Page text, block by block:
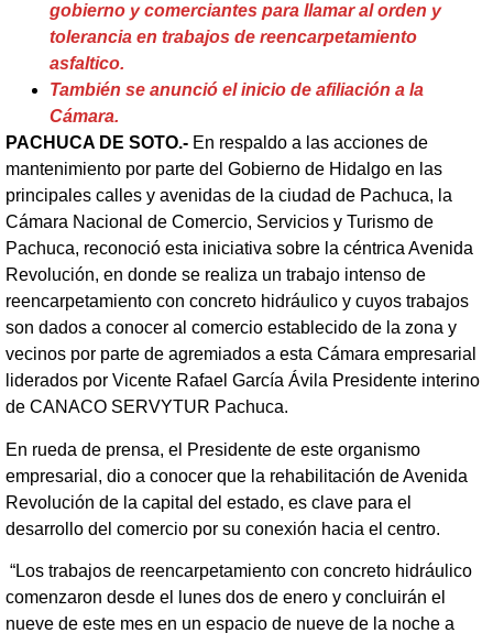
gobierno y comerciantes para llamar al orden y
tolerancia en trabajos de reencarpetamiento
asfaltico.
También se anunció el inicio de afiliación a la
Cámara.
PACHUCA DE SOTO.- En respaldo a las acciones de
mantenimiento por parte del Gobierno de Hidalgo en las
principales calles y avenidas de la ciudad de Pachuca, la
Cámara Nacional de Comercio, Servicios y Turismo de
Pachuca, reconoció esta iniciativa sobre la céntrica Avenida
Revolución, en donde se realiza un trabajo intenso de
reencarpetamiento con concreto hidráulico y cuyos trabajos
son dados a conocer al comercio establecido de la zona y
vecinos por parte de agremiados a esta Cámara empresarial
liderados por Vicente Rafael García Ávila Presidente interino
de CANACO SERVYTUR Pachuca.
En rueda de prensa, el Presidente de este organismo
empresarial, dio a conocer que la rehabilitación de Avenida
Revolución de la capital del estado, es clave para el
desarrollo del comercio por su conexión hacia el centro.
“Los trabajos de reencarpetamiento con concreto hidráulico
comenzaron desde el lunes dos de enero y concluirán el
nueve de este mes en un espacio de nueve de la noche a